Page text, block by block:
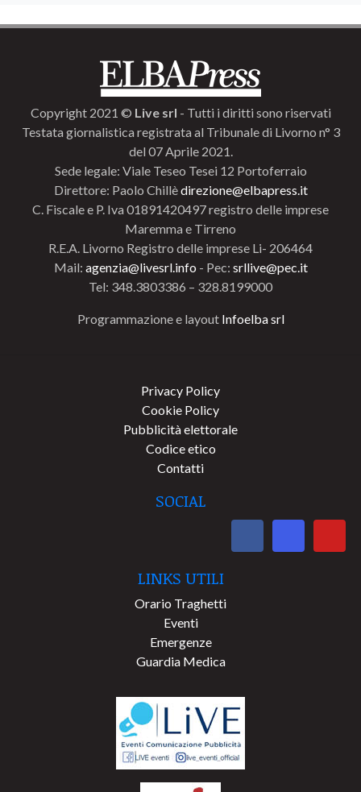
Copyright 2021 © Live srl - Tutti i diritti sono riservati
Testata giornalistica registrata al Tribunale di Livorno n° 3
del 07 Aprile 2021.
Sede legale: Viale Teseo Tesei 12 Portoferraio
Direttore: Paolo Chillèdirezione@elbapress.it
C. Fiscale e P. Iva 01891420497 registro delle imprese
Maremma e Tirreno
R.E.A. Livorno Registro delle imprese Li- 206464
Mail: agenzia@livesrl.info - Pec: srllive@pec.it
Tel: 348.3803386 – 328.8199000
Programmazione e layout Infoelba srl
Privacy Policy
Cookie Policy
Pubblicità elettorale
Codice etico
Contatti
SOCIAL
LINKS UTILI
Orario Traghetti
Eventi
Emergenze
Guardia Medica